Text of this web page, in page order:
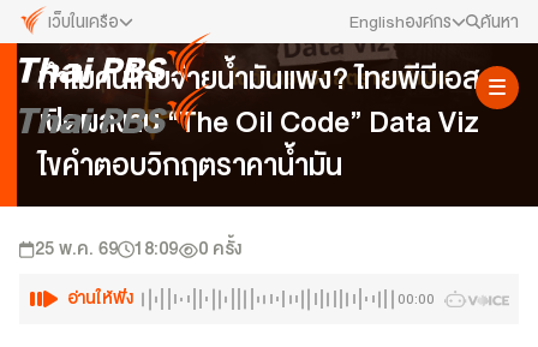
เว็บในเครือ
เว็บไซต์ในเครือ
ALTV
ทีวีเรียนสนุก
ทุกความสุข...ดูฟรี ไม่มีโฆษณา
The Active
Thai PBS Kids
Englishองค์กร
สมัครงาน/ฝึกงาน
ข่าวประชาสัมพันธ์
ค้นหา
ข่าวประชาสัมพันธ์
ทำไมคนไทยจ่ายน้ำมันแพง? ไทยพีบีเอส
เปิดผลงาน “The Oil Code” Data Viz
ไขคำตอบวิกฤตราคาน้ำมัน
25 พ.ค. 69 18:09 0 ครั้ง
อ่านให้ฟัง 00:00